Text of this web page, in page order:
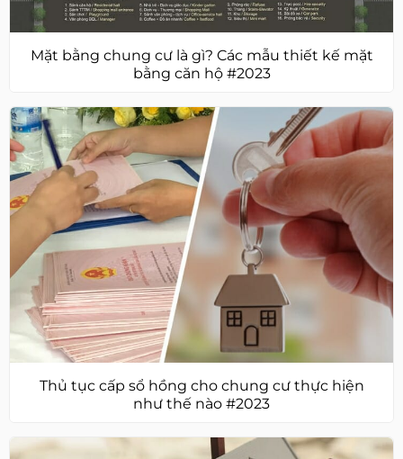
Mặt bằng chung cư là gì? Các mẫu thiết kế mặt
bằng căn hộ #2023
Thủ tục cấp sổ hồng cho chung cư thực hiện
như thế nào #2023